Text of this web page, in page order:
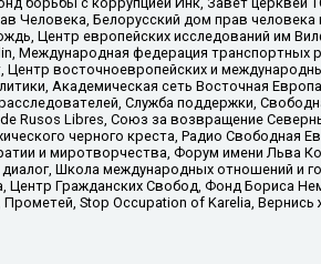
Человека, Белорусский дом прав
Центр европейских исследований им
Международная федерация транспортных
Центр восточноевропейских и
Академическая сеть Восточная
Служба поддержки,
Rusos Libres, Союз за возвращение
черного креста, Радио Свободная
и миротворчества, Форум имени Льва
Школа международных отношений и
Гражданских Свобод, Фонд Бориса
Stop Occupation of Karelia,